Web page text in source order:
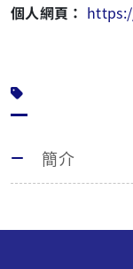
個人網頁：
簡介